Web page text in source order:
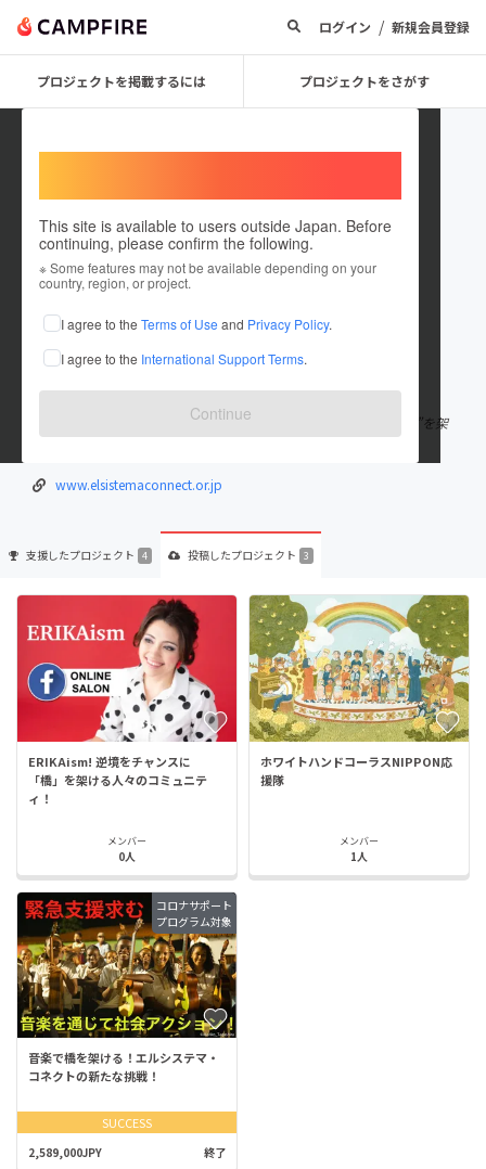
ログイン / 新規会員登録
プロジェクトを掲載するには プロジェクトをさがす
This site is available to users outside Japan. Before
continuing, please confirm the following.
※ Some features may not be available depending on your
country, region, or project.
I agree to the Terms of Use and Privacy Policy.
I agree to the International Support Terms.
Continue
ElSistemaConnect
これまでに4回支援して3件のプロジェクトを投稿しています
在住国：日本 現在地：東京都
出身国：日本 出身地：未設定
私たちの役目は『音楽を通じて、世界中の人と人との繋がりの“橋”を架
けていく』ことです。
www.elsistemaconnect.or.jp
支援したプロジェクト 4 投稿したプロジェクト 3
ERIKAism! 逆境をチャンスに
「橋」を架ける人々のコミュニテ
ィ！
メンバー
0人
ホワイトハンドコーラスNIPPON応
援隊
メンバー
1人
コロナサポート
プログラム対象
音楽で橋を架ける！エルシステマ・
コネクトの新たな挑戦！
SUCCESS
2,589,000JPY 終了